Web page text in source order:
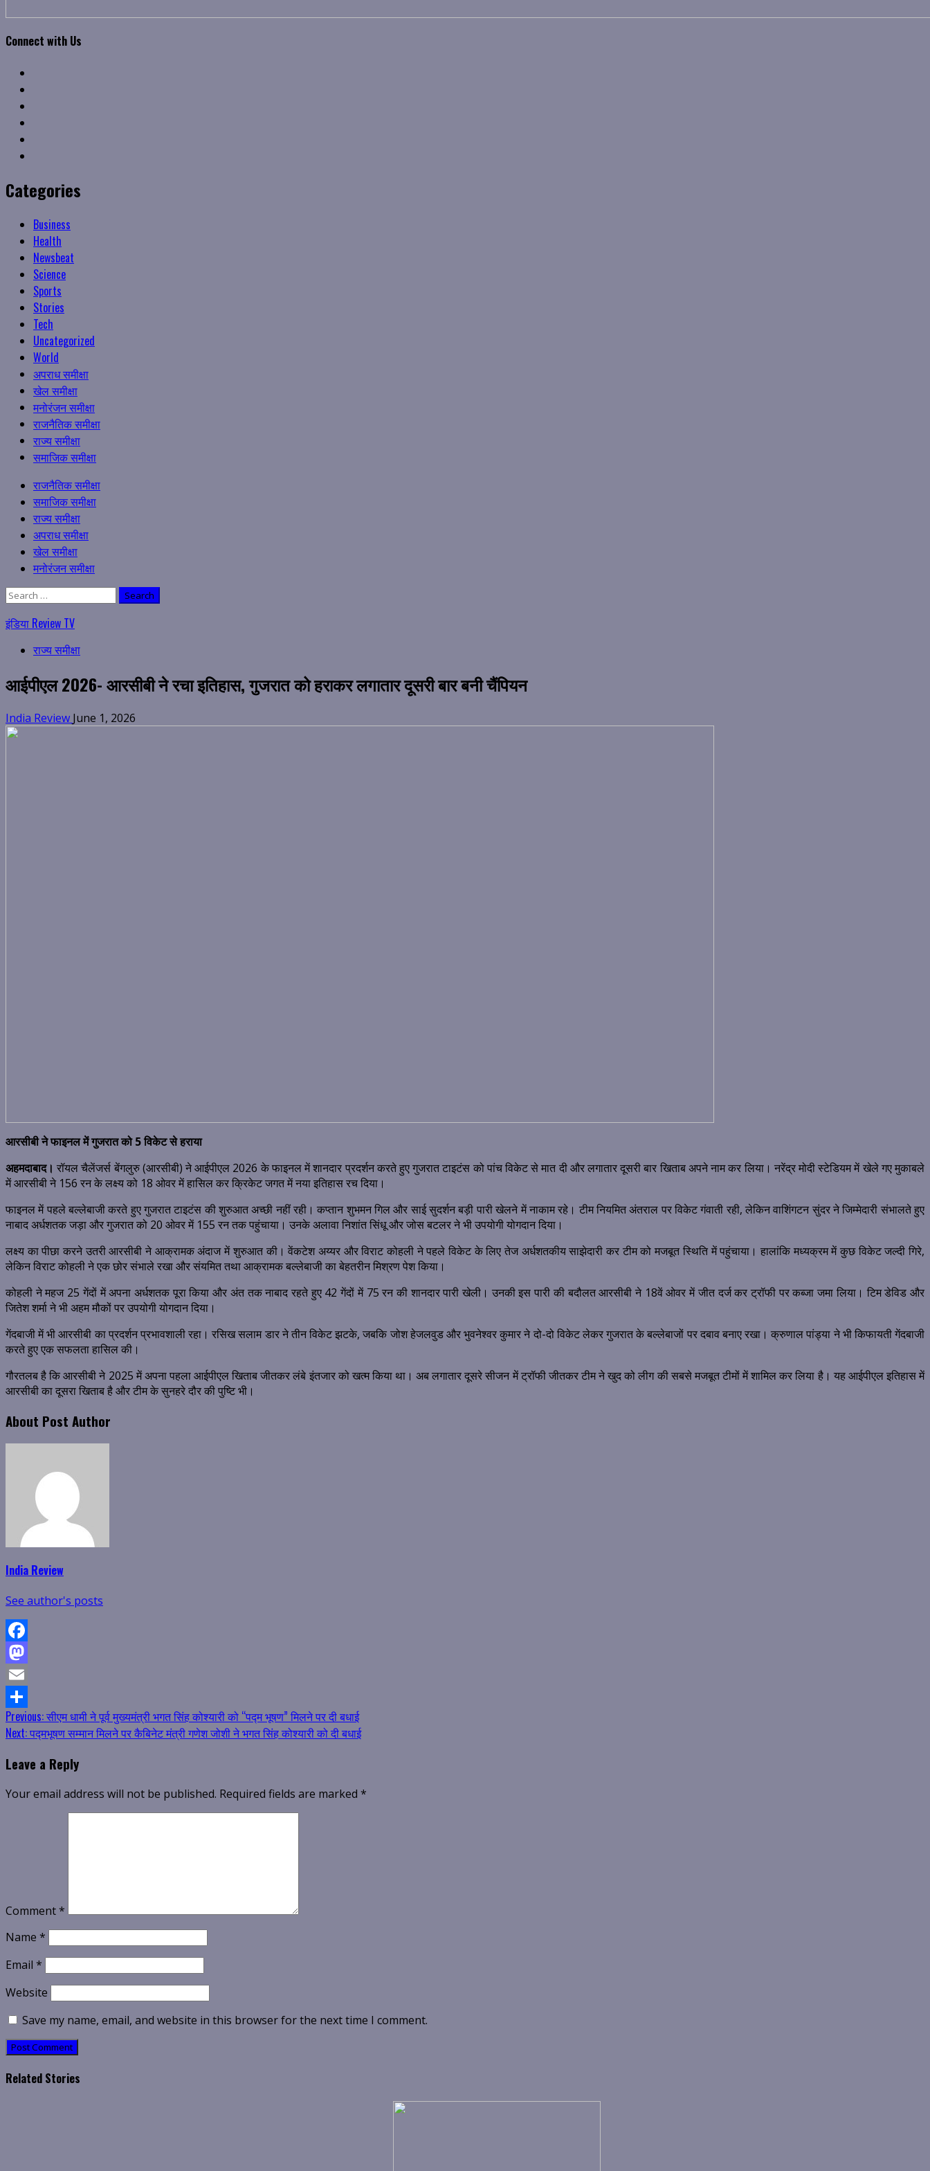
Connect with Us
Categories
Business
Health
Newsbeat
Science
Sports
Stories
Tech
Uncategorized
World
अपराध समीक्षा
खेल समीक्षा
मनोरंजन समीक्षा
राजनैतिक समीक्षा
राज्य समीक्षा
समाजिक समीक्षा
Primary
Menu
राजनैतिक समीक्षा
समाजिक समीक्षा
राज्य समीक्षा
अपराध समीक्षा
खेल समीक्षा
मनोरंजन समीक्षा
Search
इंडिया Review TV
राज्य समीक्षा
आईपीएल 2026- आरसीबी ने रचा इतिहास, गुजरात को हराकर लगातार दूसरी बार बनी चैंपियन
India Review June 1, 2026
आरसीबी ने फाइनल में गुजरात को 5 विकेट से हराया
अहमदाबाद। रॉयल चैलेंजर्स बेंगलुरु (आरसीबी) ने आईपीएल 2026 के फाइनल में शानदार प्रदर्शन करते हुए गुजरात टाइटंस को पांच विकेट से मात दी और लगातार दूसरी बार खिताब अपने नाम कर लिया। नरेंद्र मोदी स्टेडियम में खेले गए मुकाबले
में आरसीबी ने 156 रन के लक्ष्य को 18 ओवर में हासिल कर क्रिकेट जगत में नया इतिहास रच दिया।
फाइनल में पहले बल्लेबाजी करते हुए गुजरात टाइटंस की शुरुआत अच्छी नहीं रही। कप्तान शुभमन गिल और साई सुदर्शन बड़ी पारी खेलने में नाकाम रहे। टीम नियमित अंतराल पर विकेट गंवाती रही, लेकिन वाशिंगटन सुंदर ने जिम्मेदारी संभालते हुए
नाबाद अर्धशतक जड़ा और गुजरात को 20 ओवर में 155 रन तक पहुंचाया। उनके अलावा निशांत सिंधू और जोस बटलर ने भी उपयोगी योगदान दिया।
लक्ष्य का पीछा करने उतरी आरसीबी ने आक्रामक अंदाज में शुरुआत की। वेंकटेश अय्यर और विराट कोहली ने पहले विकेट के लिए तेज अर्धशतकीय साझेदारी कर टीम को मजबूत स्थिति में पहुंचाया। हालांकि मध्यक्रम में कुछ विकेट जल्दी गिरे,
लेकिन विराट कोहली ने एक छोर संभाले रखा और संयमित तथा आक्रामक बल्लेबाजी का बेहतरीन मिश्रण पेश किया।
कोहली ने महज 25 गेंदों में अपना अर्धशतक पूरा किया और अंत तक नाबाद रहते हुए 42 गेंदों में 75 रन की शानदार पारी खेली। उनकी इस पारी की बदौलत आरसीबी ने 18वें ओवर में जीत दर्ज कर ट्रॉफी पर कब्जा जमा लिया। टिम डेविड और
जितेश शर्मा ने भी अहम मौकों पर उपयोगी योगदान दिया।
गेंदबाजी में भी आरसीबी का प्रदर्शन प्रभावशाली रहा। रसिख सलाम डार ने तीन विकेट झटके, जबकि जोश हेजलवुड और भुवनेश्वर कुमार ने दो-दो विकेट लेकर गुजरात के बल्लेबाजों पर दबाव बनाए रखा। क्रुणाल पांड्या ने भी किफायती गेंदबाजी
करते हुए एक सफलता हासिल की।
गौरतलब है कि आरसीबी ने 2025 में अपना पहला आईपीएल खिताब जीतकर लंबे इंतजार को खत्म किया था। अब लगातार दूसरे सीजन में ट्रॉफी जीतकर टीम ने खुद को लीग की सबसे मजबूत टीमों में शामिल कर लिया है। यह आईपीएल इतिहास में
आरसीबी का दूसरा खिताब है और टीम के सुनहरे दौर की पुष्टि भी।
About Post Author
India Review
See author's posts
Facebook
Mastodon
Email
Share
Continue
Reading
Previous:सीएम धामी ने पूर्व मुख्यमंत्री भगत सिंह कोश्यारी को “पद्म भूषण” मिलने पर दी बधाई
Next:पद्मभूषण सम्मान मिलने पर कैबिनेट मंत्री गणेश जोशी ने भगत सिंह कोश्यारी को दी बधाई
Leave a Reply
Your email address will not be published. Required fields are marked *
Comment*
Name *
Email *
Website
Save my name, email, and website in this browser for the next time I comment.
Related Stories